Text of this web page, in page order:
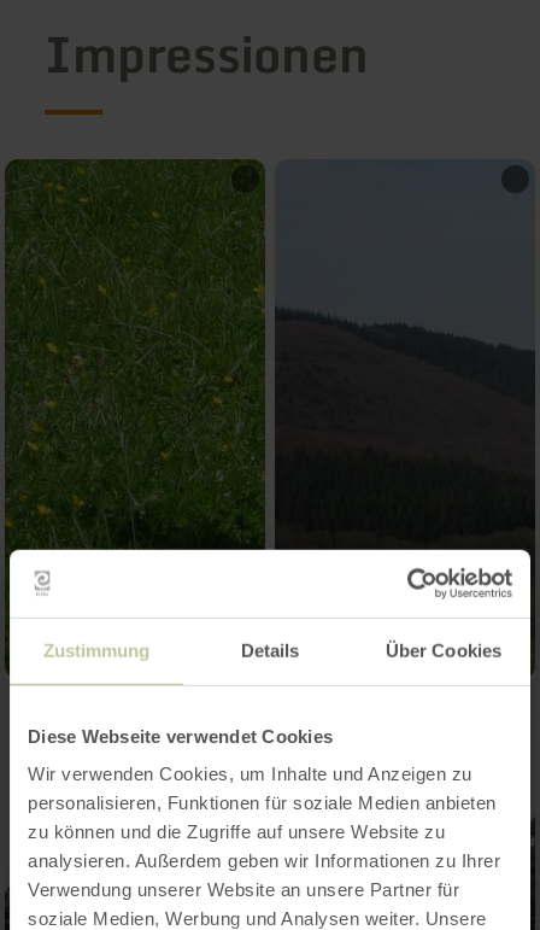
Zustimmung Details Über Cookies
Diese Webseite verwendet Cookies
Wir verwenden Cookies, um Inhalte und Anzeigen zu
personalisieren, Funktionen für soziale Medien anbieten
zu können und die Zugriffe auf unsere Website zu
analysieren. Außerdem geben wir Informationen zu Ihrer
Verwendung unserer Website an unsere Partner für
soziale Medien, Werbung und Analysen weiter. Unsere
Impressionen